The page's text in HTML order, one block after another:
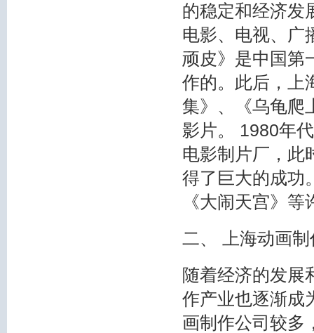
的稳定和经济发
电影、电视、广
顽皮》是中国第
作的。此后，上
集》、《乌龟爬
影片。 1980年
电影制片厂，此
得了巨大的成功
《大闹天宫》
二、 上海动画
随着经济的发展
作产业也逐渐成
画制作公司较多